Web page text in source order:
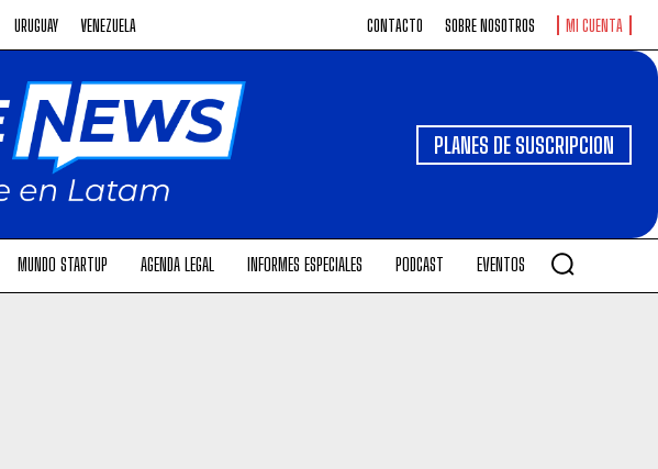
URUGUAY VENEZUELA CONTACTO SOBRE NOSOTROS MI CUENTA
PLANES DE SUSCRIPCION
MUNDO STARTUP AGENDA LEGAL INFORMES ESPECIALES PODCAST EVENTOS